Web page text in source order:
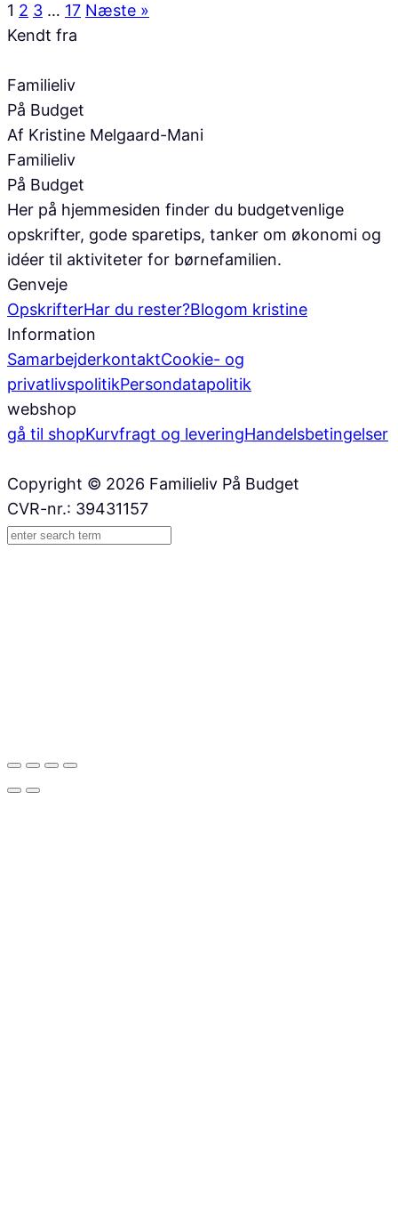
1 2 3 … 17 Næste »
Kendt fra
Familieliv
På Budget
Af Kristine Melgaard-Mani
Familieliv
På Budget
Her på hjemmesiden finder du budgetvenlige
opskrifter, gode sparetips, tanker om økonomi og
idéer til aktiviteter for børnefamilien.
Genveje
OpskrifterHar du rester?Blogom kristine
Information
SamarbejderkontaktCookie- og
privatlivspolitikPersondatapolitik
webshop
gå til shopKurvfragt og leveringHandelsbetingelser
Copyright © 2026 Familieliv På Budget
CVR-nr.: 39431157